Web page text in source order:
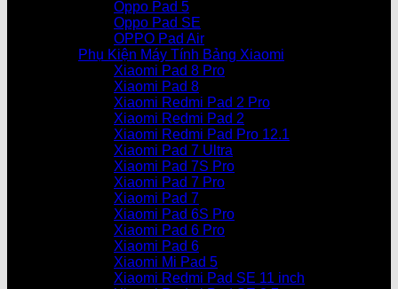
Oppo Pad 5
Oppo Pad SE
OPPO Pad Air
Phụ Kiện Máy Tính Bảng Xiaomi
Xiaomi Pad 8 Pro
Xiaomi Pad 8
Xiaomi Redmi Pad 2 Pro
Xiaomi Redmi Pad 2
Xiaomi Redmi Pad Pro 12.1
Xiaomi Pad 7 Ultra
Xiaomi Pad 7S Pro
Xiaomi Pad 7 Pro
Xiaomi Pad 7
Xiaomi Pad 6S Pro
Xiaomi Pad 6 Pro
Xiaomi Pad 6
Xiaomi Mi Pad 5
Xiaomi Redmi Pad SE 11 inch